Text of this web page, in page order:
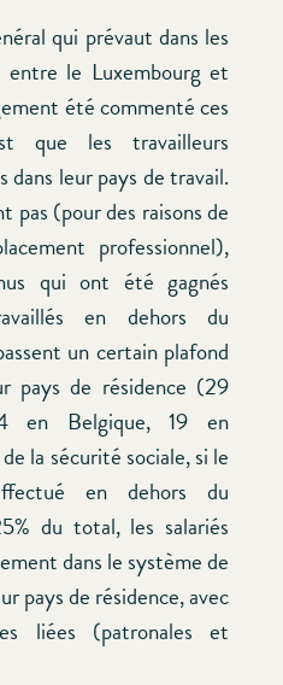
qui prévaut dans les
entre le Luxembourg et
été commenté ces
que les travailleurs
leur pays de travail.
pas (pour des raisons de
professionnel),
qui ont été gagnés
en dehors du
un certain plafond
pays de résidence (29
en Belgique, 19 en
la sécurité sociale, si le
en dehors du
du total, les salariés
dans le système de
pays de résidence, avec
liées (patronales et